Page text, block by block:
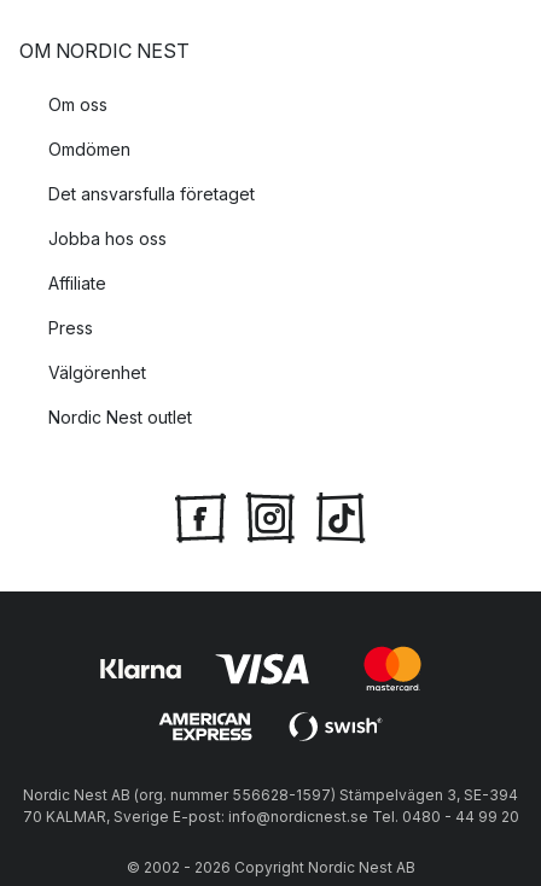
OM NORDIC NEST
Om oss
Omdömen
Det ansvarsfulla företaget
Jobba hos oss
Affiliate
Press
Välgörenhet
Nordic Nest outlet
Nordic Nest AB (org. nummer 556628-1597) Stämpelvägen 3, SE-394
70 KALMAR, Sverige E-post: info@nordicnest.se Tel. 0480 - 44 99 20
© 2002 - 2026 Copyright Nordic Nest AB